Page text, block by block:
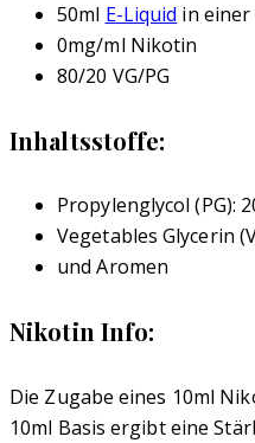
50ml E-Liquid in einer
0mg/ml Nikotin
80/20 VG/PG
Inhaltsstoffe:
Propylenglycol (PG):
Vegetables Glycerin
und Aromen
Nikotin Info:
Die Zugabe eines 10ml
10ml Basis ergibt eine